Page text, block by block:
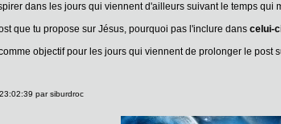
dans les jours qui viennent d'ailleurs suivant le temps qui
que tu propose sur Jésus, pourquoi pas l'inclure dans celui-
objectif pour les jours qui viennent de prolonger le
par siburdroc